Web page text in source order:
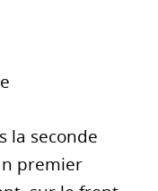
la seconde
premier